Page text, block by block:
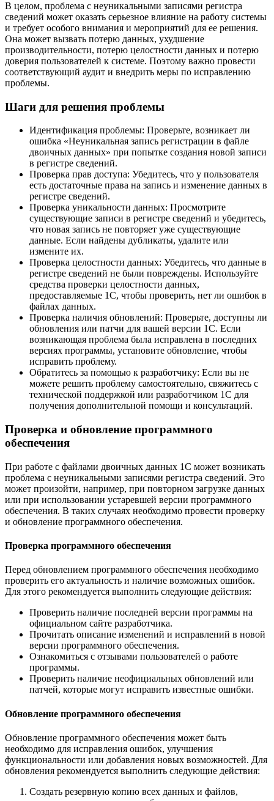
В целом, проблема с неуникальными записями регистра
сведений может оказать серьезное влияние на работу системы
и требует особого внимания и мероприятий для ее решения.
Она может вызвать потерю данных, ухудшение
производительности, потерю целостности данных и потерю
доверия пользователей к системе. Поэтому важно провести
соответствующий аудит и внедрить меры по исправлению
проблемы.
Шаги для решения проблемы
Идентификация проблемы: Проверьте, возникает ли
ошибка «Неуникальная запись регистрации в файле
двоичных данных» при попытке создания новой записи
в регистре сведений.
Проверка прав доступа: Убедитесь, что у пользователя
есть достаточные права на запись и изменение данных в
регистре сведений.
Проверка уникальности данных: Просмотрите
существующие записи в регистре сведений и убедитесь,
что новая запись не повторяет уже существующие
данные. Если найдены дубликаты, удалите или
измените их.
Проверка целостности данных: Убедитесь, что данные в
регистре сведений не были повреждены. Используйте
средства проверки целостности данных,
предоставляемые 1С, чтобы проверить, нет ли ошибок в
файлах данных.
Проверка наличия обновлений: Проверьте, доступны ли
обновления или патчи для вашей версии 1С. Если
возникающая проблема была исправлена в последних
версиях программы, установите обновление, чтобы
исправить проблему.
Обратитесь за помощью к разработчику: Если вы не
можете решить проблему самостоятельно, свяжитесь с
технической поддержкой или разработчиком 1С для
получения дополнительной помощи и консультаций.
Проверка и обновление программного
обеспечения
При работе с файлами двоичных данных 1С может возникать
проблема с неуникальными записями регистра сведений. Это
может произойти, например, при повторном загрузке данных
или при использовании устаревшей версии программного
обеспечения. В таких случаях необходимо провести проверку
и обновление программного обеспечения.
Проверка программного обеспечения
Перед обновлением программного обеспечения необходимо
проверить его актуальность и наличие возможных ошибок.
Для этого рекомендуется выполнить следующие действия:
Проверить наличие последней версии программы на
официальном сайте разработчика.
Прочитать описание изменений и исправлений в новой
версии программного обеспечения.
Ознакомиться с отзывами пользователей о работе
программы.
Проверить наличие неофициальных обновлений или
патчей, которые могут исправить известные ошибки.
Обновление программного обеспечения
Обновление программного обеспечения может быть
необходимо для исправления ошибок, улучшения
функциональности или добавления новых возможностей. Для
обновления рекомендуется выполнить следующие действия:
Создать резервную копию всех данных и файлов,